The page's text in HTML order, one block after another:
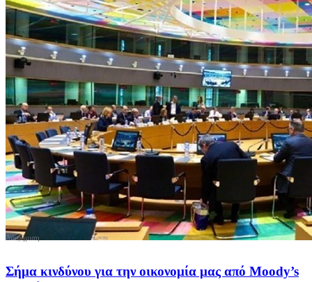
Σήμα κινδύνου για την οικονομία μας από Moody’s